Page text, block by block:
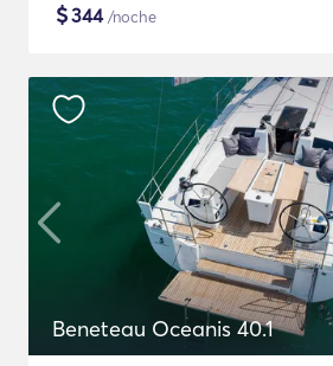
$344/noche
Beneteau Oceanis 40.1